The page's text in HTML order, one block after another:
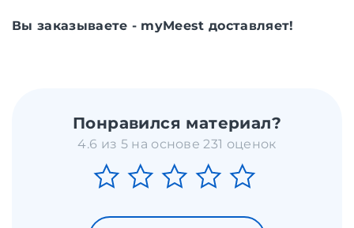
Вы заказываете - myMeest доставляет!
Понравился материал?
4.6 из 5 на основе 231 оценок